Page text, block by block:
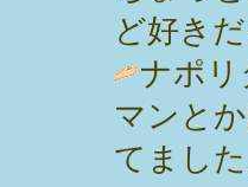
ど好き
ナポ
マンと
てまし